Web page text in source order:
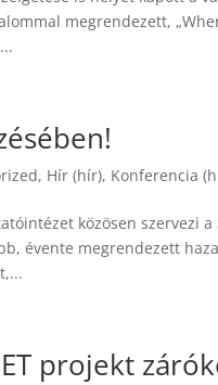
megrendezett,
, Hír (hír), Konferencia
közösen szervezi
évente megrendezett
projekt